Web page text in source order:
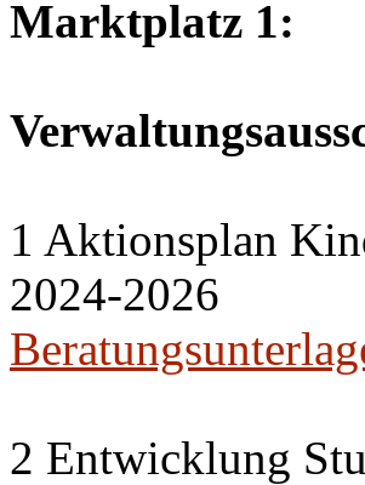
Marktplatz 1:
1 Aktionsplan
2024-2026
2 Entwicklung